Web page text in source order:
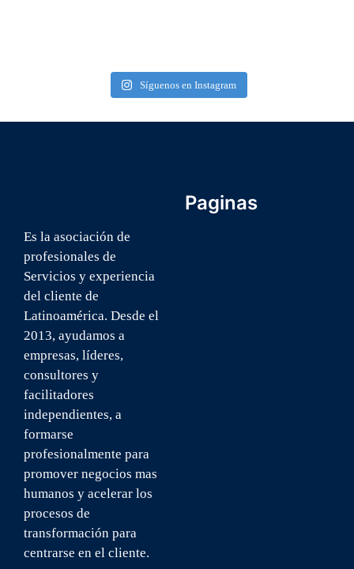
Síguenos en Instagram
Es la asociación de
profesionales de
Servicios y experiencia
del cliente de
Latinoamérica. Desde el
2013, ayudamos a
empresas, líderes,
consultores y
facilitadores
independientes, a
formarse
profesionalmente para
promover negocios mas
humanos y acelerar los
procesos de
transformación para
centrarse en el cliente.
Paginas